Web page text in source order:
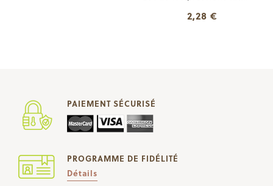
2,28 €
PAIEMENT SÉCURISÉ
PROGRAMME DE FIDÉLITÉ
Détails